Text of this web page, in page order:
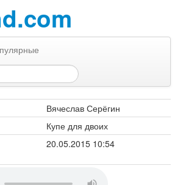
Вячеслав Серёгин
Купе для двоих
20.05.2015 10:54